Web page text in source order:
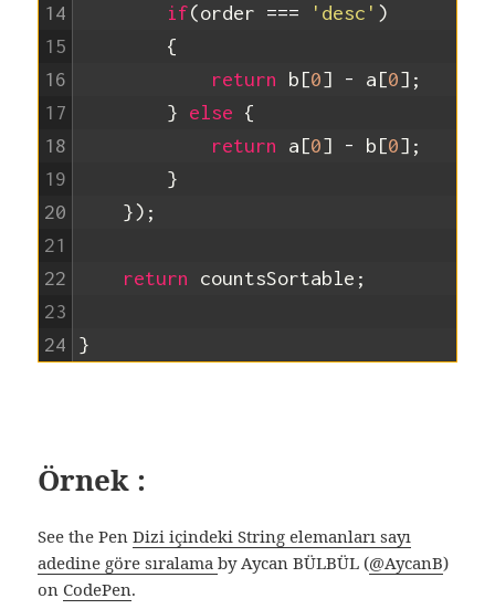
14
15
16
17
18
19
20
21
22
23
24
if(order === 'desc' )
{
return
b[0] - a[0] ;
} else {
return
a[0] - b[0] ;
}
}) ;
return countsSortable ;
}
Örnek :
See the PenDizi içindeki String elemanları sayı
adedine göre sıralamaby Aycan BÜLBÜL (@AycanB)
on CodePen.